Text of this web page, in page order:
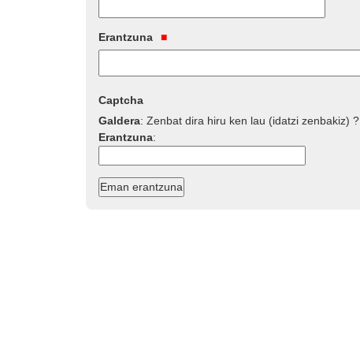
Erantzuna
Captcha
Galdera:Zenbat dira hiru ken lau (idatzi zenbakiz) ?
Erantzuna: